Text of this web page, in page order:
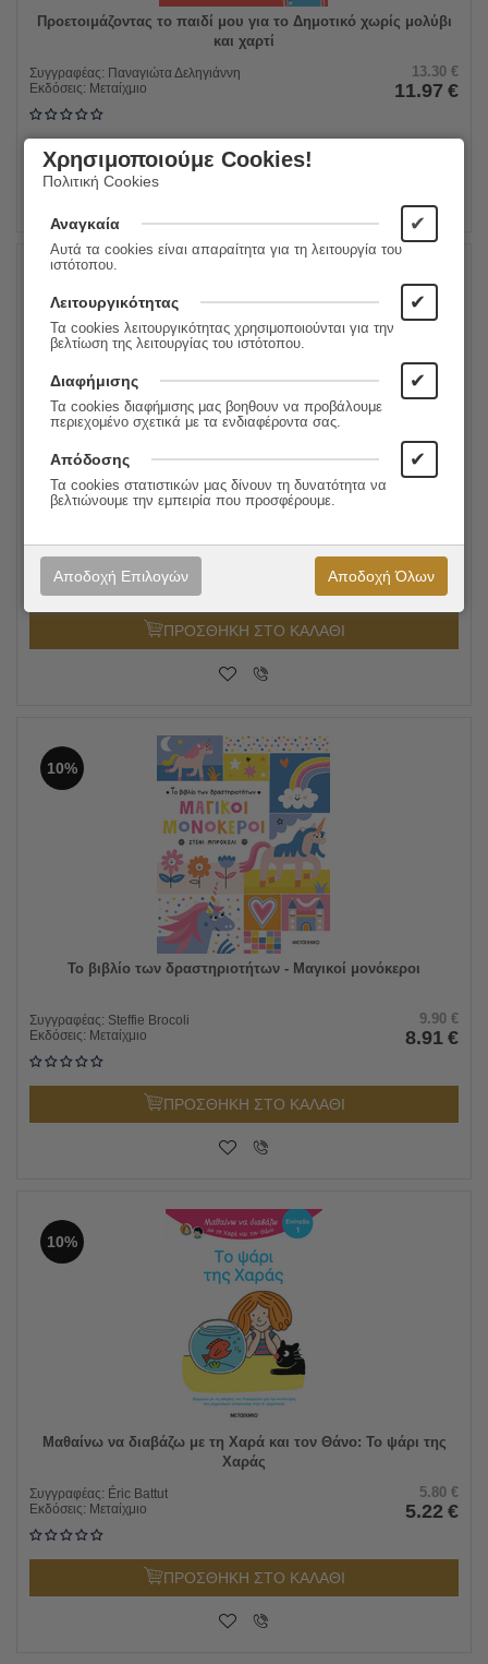
Προετοιμάζοντας το παιδί μου για το Δημοτικό χωρίς μολύβι
και χαρτί
Συγγραφέας: Παναγιώτα Δεληγιάννη
Εκδόσεις: Μεταίχμιο
13.30 €
11.97 €
ΠΡΟΣΘΗΚΗ ΣΤΟ ΚΑΛΑΘΙ
10%
Είμαι 4 και μαθαίνω να συγκεντρώνομαι
Συγγραφέας:Κατερίνα Χριστόγερου
Εκδόσεις:
9.90 €
8.91
ΠΡΟΣΘΗΚΗ ΣΤΟ ΚΑΛΑΘΙ
10%
Το βιβλίο των δραστηριοτήτων - Μαγικοί μονόκεροι
Συγγραφέας: Steffie Brocoli
Εκδόσεις: Μεταίχμιο
9.90 €
8.91 €
ΠΡΟΣΘΗΚΗ ΣΤΟ ΚΑΛΑΘΙ
10%
Μαθαίνω να διαβάζω με τη Χαρά και τον Θάνο: Το ψάρι της
Χαράς
Συγγραφέας: Éric Battut
Εκδόσεις: Μεταίχμιο
5.80 €
5.22 €
ΠΡΟΣΘΗΚΗ ΣΤΟ ΚΑΛΑΘΙ
Χρησιμοποιούμε Cookies!
Πολιτική Cookies
Αναγκαία ✔
Αυτά τα cookies είναι απαραίτητα για τη λειτουργία του
ιστότοπου.
Λειτουργικότητας ✔
Τα cookies λειτουργικότητας χρησιμοποιούνται για την
βελτίωση της λειτουργίας του ιστότοπου.
Διαφήμισης ✔
Τα cookies διαφήμισης μας βοηθουν να προβάλουμε
περιεχομένο σχετικά με τα ενδιαφέροντα σας.
Απόδοσης ✔
Τα cookies στατιστικών μας δίνουν τη δυνατότητα να
βελτιώνουμε την εμπειρία που προσφέρουμε.
Αποδοχή Επιλογών Αποδοχή Όλων